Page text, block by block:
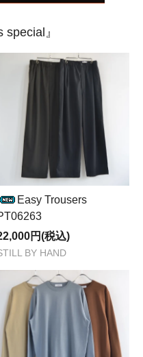
special』
Easy Trousers
円(税込)
BY HAND